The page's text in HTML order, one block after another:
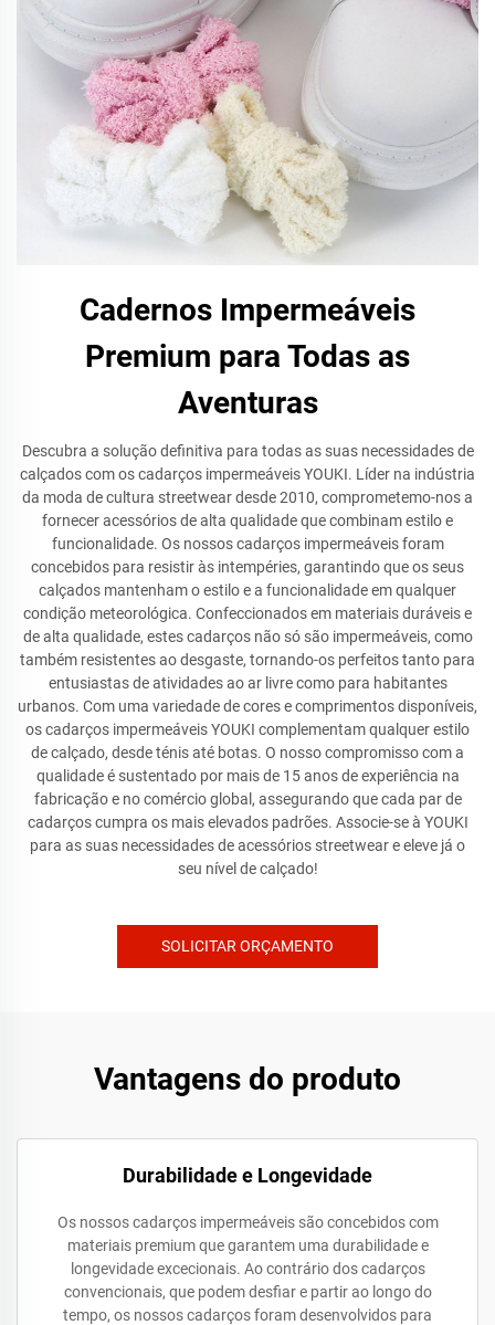
Cadernos Impermeáveis
Premium para Todas as
Aventuras
Descubra a solução definitiva para todas as suas necessidades de
calçados com os cadarços impermeáveis YOUKI. Líder na indústria
da moda de cultura streetwear desde 2010, comprometemo-nos a
fornecer acessórios de alta qualidade que combinam estilo e
funcionalidade. Os nossos cadarços impermeáveis foram
concebidos para resistir às intempéries, garantindo que os seus
calçados mantenham o estilo e a funcionalidade em qualquer
condição meteorológica. Confeccionados em materiais duráveis e
de alta qualidade, estes cadarços não só são impermeáveis, como
também resistentes ao desgaste, tornando-os perfeitos tanto para
entusiastas de atividades ao ar livre como para habitantes
urbanos. Com uma variedade de cores e comprimentos disponíveis,
os cadarços impermeáveis YOUKI complementam qualquer estilo
de calçado, desde ténis até botas. O nosso compromisso com a
qualidade é sustentado por mais de 15 anos de experiência na
fabricação e no comércio global, assegurando que cada par de
cadarços cumpra os mais elevados padrões. Associe-se à YOUKI
para as suas necessidades de acessórios streetwear e eleve já o
seu nível de calçado!
SOLICITAR ORÇAMENTO
Vantagens do produto
Durabilidade e Longevidade
Os nossos cadarços impermeáveis são concebidos com
materiais premium que garantem uma durabilidade e
longevidade excecionais. Ao contrário dos cadarços
convencionais, que podem desfiar e partir ao longo do
tempo, os nossos cadarços foram desenvolvidos para